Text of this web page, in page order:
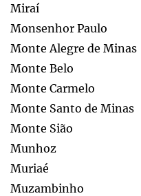
Miraí
Monsenhor Paulo
Monte Alegre de Minas
Monte Belo
Monte Carmelo
Monte Santo de Minas
Monte Sião
Munhoz
Muriaé
Muzambinho